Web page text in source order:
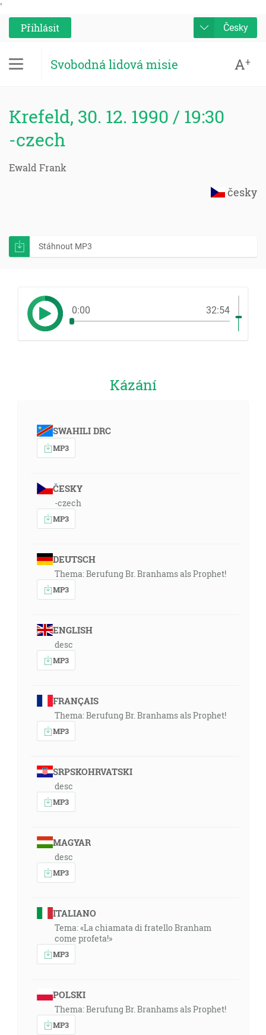
'
Přihlásit
Česky
Svobodná lidová misie A+
Krefeld, 30. 12. 1990 / 19:30
-czech
Ewald Frank
česky
Stáhnout MP3
0:00 32:54
Kázání
SWAHILI DRC
MP3
ČESKY
-czech
MP3
DEUTSCH
Thema: Berufung Br. Branhams als Prophet!
MP3
ENGLISH
desc
MP3
FRANÇAIS
Thema: Berufung Br. Branhams als Prophet!
MP3
SRPSKOHRVATSKI
desc
MP3
MAGYAR
desc
MP3
ITALIANO
Tema: «La chiamata di fratello Branham
come profeta!»
MP3
POLSKI
Thema: Berufung Br. Branhams als Prophet!
MP3